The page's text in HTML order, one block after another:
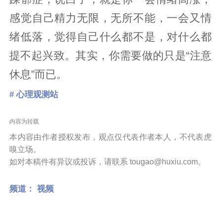
感觉自己精力无限，无所不能，一会又情
绪低落，觉得自己什么都不是，对什么都
提不起兴致。其实，你需要做的只是“注意
休息”而已。
# 心理观测站
内容为转载
本内容由作者授权发布，观点仅代表作者本人，不代表虎
嗅立场。
如对本稿件有异议或投诉，请联系 tougao@huxiu.com。
频道： 视频